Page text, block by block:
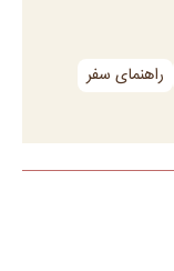
راهنمای سفر